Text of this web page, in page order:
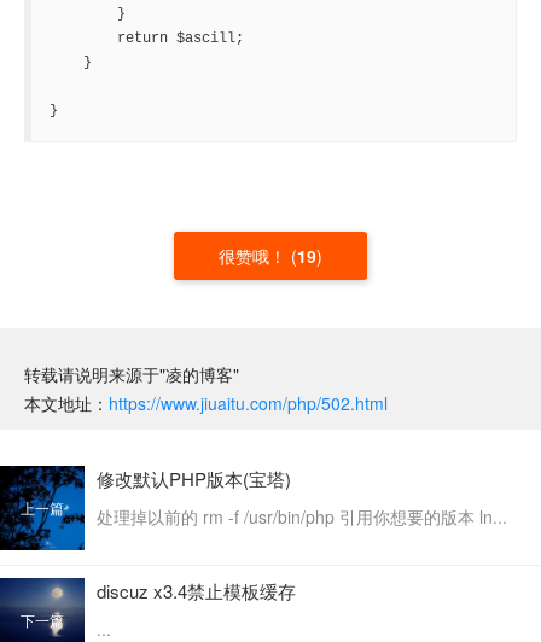
}
return $ascill;
}
}
很赞哦！ (19)
转载请说明来源于"凌的博客"
本文地址： https://www.jiuaitu.com/php/502.html
上一篇
修改默认PHP版本(宝塔)
处理掉以前的 rm -f /usr/bin/php 引用你想要的版本 ln...
下一篇
discuz x3.4禁止模板缓存
...